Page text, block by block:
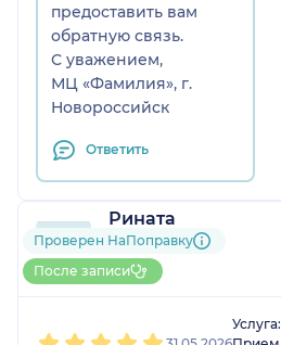
предоставить вам
обратную связь.
С уважением,
МЦ «Фамилия», г.
Новороссийск
Ответить
Рината
1 отзыв
До 5 записей через
НаПоправку
Проверен НаПоправку
После записи
Услуга: